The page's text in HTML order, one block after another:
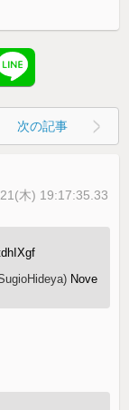
次の記事
木) 19:17:35.33
Nove